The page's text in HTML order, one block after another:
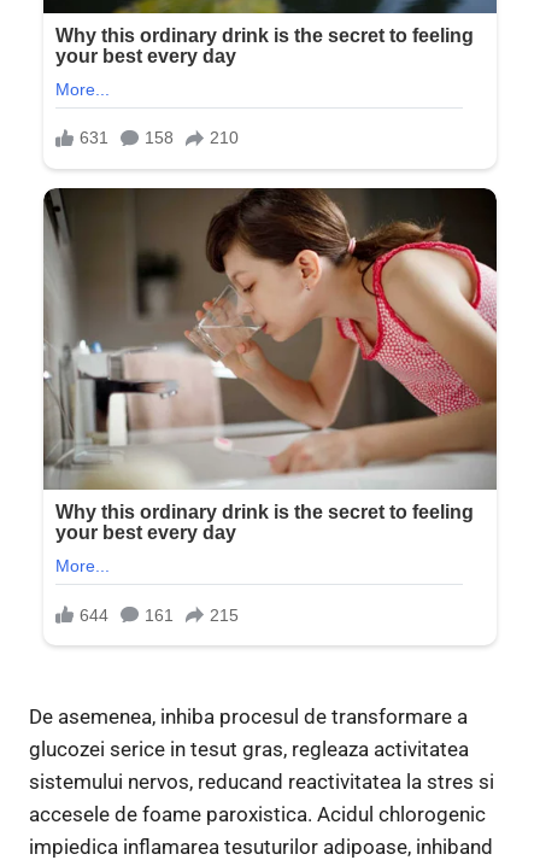
De asemenea, inhiba procesul de transformare a
glucozei serice in tesut gras, regleaza activitatea
sistemului nervos, reducand reactivitatea la stres si
accesele de foame paroxistica. Acidul chlorogenic
impiedica inflamarea tesuturilor adipoase, inhiband